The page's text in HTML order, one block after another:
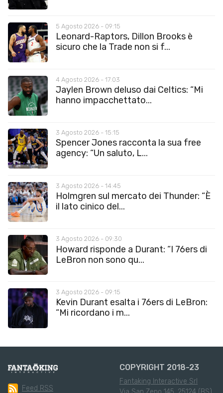
5 Agosto 2026 - 09:15
Leonard-Raptors, Dillon Brooks è
sicuro che la Trade non si f...
4 Agosto 2026 - 17:03
Jaylen Brown deluso dai Celtics: “Mi
hanno impacchettato...
3 Agosto 2026 - 15:15
Spencer Jones racconta la sua free
agency: “Un saluto, L...
3 Agosto 2026 - 14:45
Holmgren sul mercato dei Thunder: “È
il lato cinico del...
3 Agosto 2026 - 09:30
Howard risponde a Durant: “I 76ers di
LeBron non sono qu...
3 Agosto 2026 - 09:15
Kevin Durant esalta i 76ers di LeBron:
“Mi ricordano i m...
Feed RSS
COPYRIGHT 2018-23
Fantaking Interactive Srl